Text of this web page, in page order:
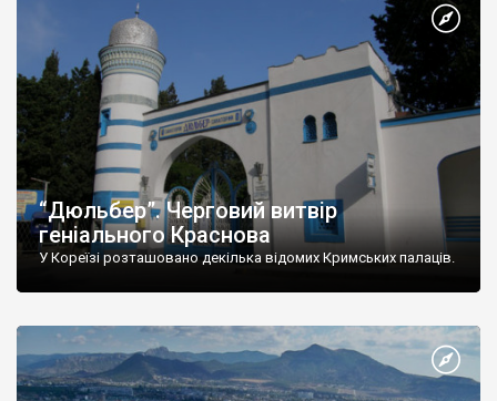
“Дюльбер”. Черговий витвір
геніального Краснова
У Кореїзі розташовано декілька відомих Кримських палаців.